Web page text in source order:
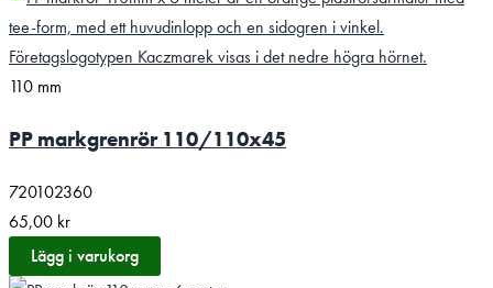
110 mm
PP markgrenrör 110/110x45
720102360
65,00 kr
Lägg i varukorg